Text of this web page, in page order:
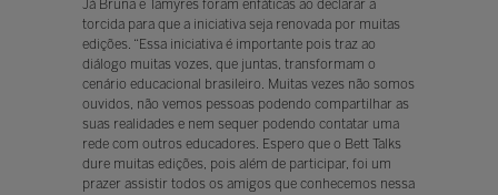
Já Bruna e Tamyres foram enfáticas ao declarar a
torcida para que a iniciativa seja renovada por muitas
edições. “Essa iniciativa é importante pois traz ao
diálogo muitas vozes, que juntas, transformam o
cenário educacional brasileiro. Muitas vezes não somos
ouvidos, não vemos pessoas podendo compartilhar as
suas realidades e nem sequer podendo contatar uma
rede com outros educadores. Espero que o Bett Talks
dure muitas edições, pois além de participar, foi um
prazer assistir todos os amigos que conhecemos nessa